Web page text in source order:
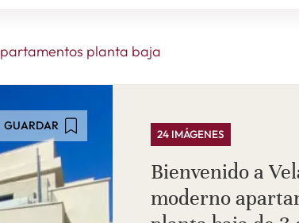
planta baja
GUARDAR
24 IMÁGENES
Bienvenido a
moderno